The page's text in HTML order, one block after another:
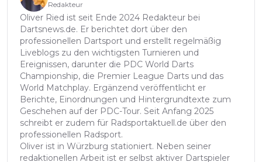
Redakteur
Oliver Ried ist seit Ende 2024 Redakteur bei
Dartsnews.de. Er berichtet dort über den
professionellen Dartsport und erstellt regelmäßig
Liveblogs zu den wichtigsten Turnieren und
Ereignissen, darunter die PDC World Darts
Championship, die Premier League Darts und das
World Matchplay. Ergänzend veröffentlicht er
Berichte, Einordnungen und Hintergrundtexte zum
Geschehen auf der PDC-Tour. Seit Anfang 2025
schreibt er zudem für Radsportaktuell.de über den
professionellen Radsport.
Oliver ist in Würzburg stationiert. Neben seiner
redaktionellen Arbeit ist er selbst aktiver Dartspieler